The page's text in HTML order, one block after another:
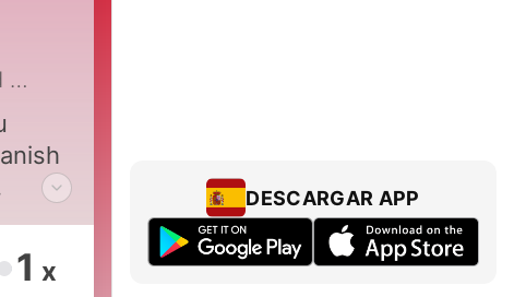
|
in
1 x
DESCARGAR APP